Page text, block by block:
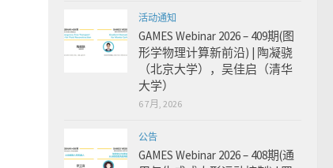
活动通知
GAMES Webinar 2026 – 409期(图
形学物理计算新前沿) | 陶凝骁
（北京大学），吴佳启（清华
大学）
6 7月, 2026
公告
GAMES Webinar 2026 – 408期(通